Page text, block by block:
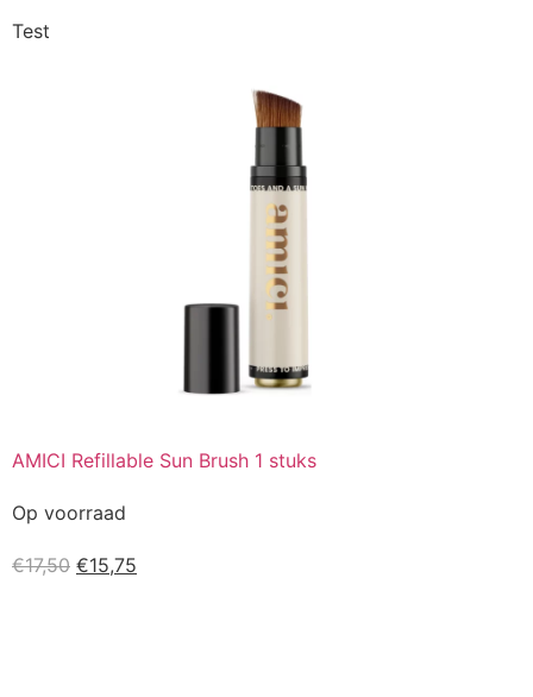
Test
AMICI Refillable Sun Brush 1 stuks
Op voorraad
€17,50 €15,75